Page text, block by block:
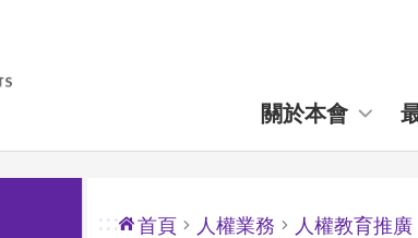
關於本會
::: 首頁 人權業務 人權教育推廣